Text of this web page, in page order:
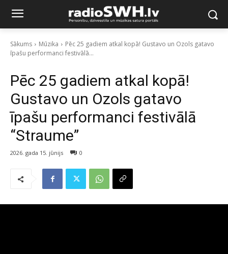
Sākums Mūzika
Pēc 25 gadiem atkal kopā! Gustavo un Ozols gatavo
īpašu performanci festivālā...
Pēc 25 gadiem atkal kopā!
Gustavo un Ozols gatavo
īpašu performanci festivālā
“Straume”
2026. gada 15. jūnijs 0